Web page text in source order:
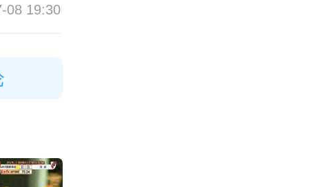
08 19:30